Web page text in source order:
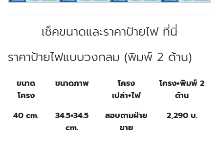
เช็คขนาดและราคาป้ายไฟ ที่นี่
ราคาป้ายไฟแบบวงกลม (พิมพ์ 2 ด้าน)
ขนาด
โครง
ขนาดภาพ
โครง
เปล่า+ไฟ
โครง+พิมพ์ 2
ด้าน
40 cm.
34.5×34.5
cm.
สอบถามฝ่าย
ขาย
2,290 บ.